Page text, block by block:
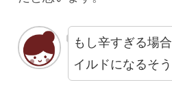
もし辛すぎる場
イルドになるそう